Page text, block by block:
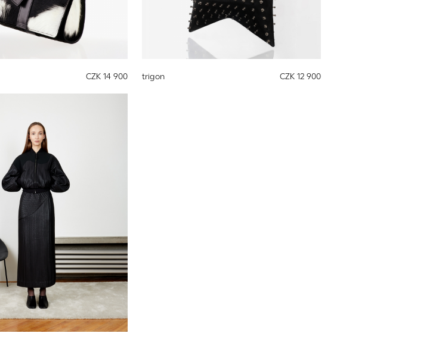
CZK 14 900 trigon CZK 12 900